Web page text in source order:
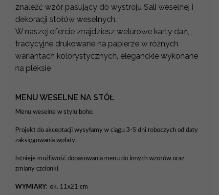
znaleźć wzór pasujący do wystroju Sali weselnej i
dekoracji stołów weselnych.
W naszej ofercie znajdziesz welurowe karty dań,
tradycyjne drukowane na papierze w różnych
wariantach kolorystycznych, eleganckie wykonane
na pleksie
MENU WESELNE NA STÓŁ
Menu weselne w stylu boho.
Projekt do akceptacji wysyłamy w ciągu 3-5 dni roboczych od daty
zaksięgowania wpłaty.
Istnieje możliwość dopasowania menu do innych wzorów oraz
zmiany czcionki.
WYMIARY: ok. 11x21 cm